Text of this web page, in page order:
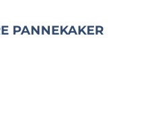
PANNEKAKER